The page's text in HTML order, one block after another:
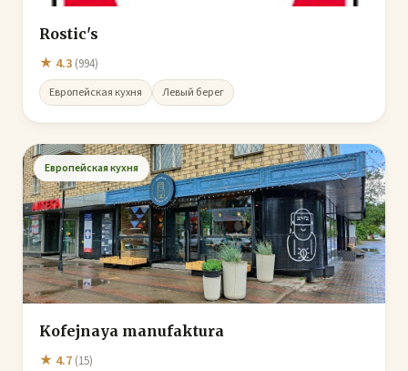
Rostic's
★ 4.3 (994)
Европейская кухня Левый берег
Европейская кухня
Kofejnaya manufaktura
★ 4.7 (15)